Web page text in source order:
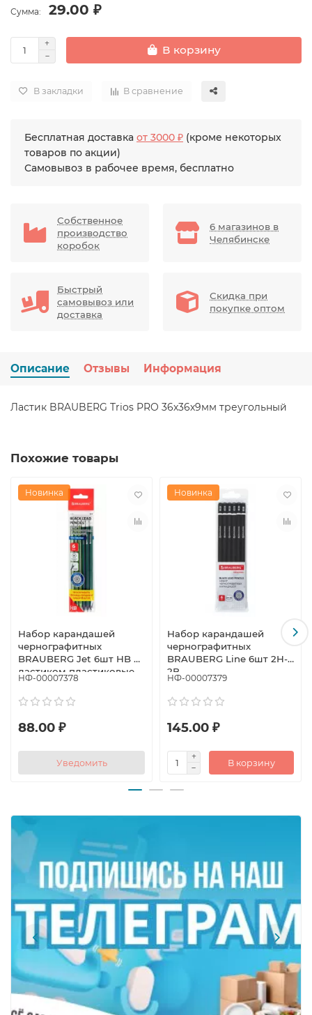
Сумма: 29.00 ₽
В корзину
В закладки В сравнение
Бесплатная доставка от 3000 ₽ (кроме некоторых
товаров по акции)
Самовывоз в рабочее время, бесплатно
Собственное
производство
коробок
6 магазинов в
Челябинске
Быстрый
самовывоз или
доставка
Скидка при
покупке оптом
Описание Отзывы Информация
Ластик BRAUBERG Trios PRO 36х36х9мм треугольный
Похожие товары
Новинка
Набор карандашей
чернографитных
BRAUBERG Jet 6шт HB с
ластиком пластиковые
НФ-00007378
88.00 ₽
Уведомить
Новинка
Набор карандашей
чернографитных
BRAUBERG Line 6шт 2H-
2B
НФ-00007379
145.00 ₽
В корзину